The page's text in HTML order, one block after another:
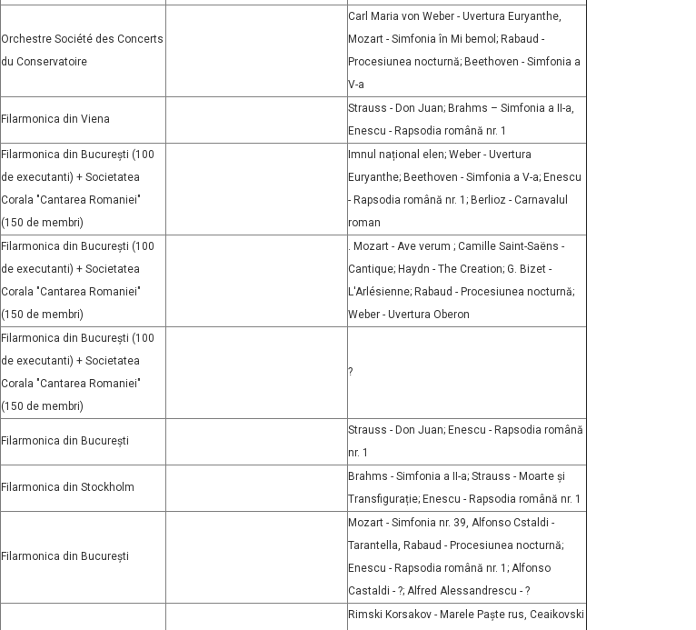
Orchestre Société des Concerts
du Conservatoire
Carl Maria von Weber - Uvertura Euryanthe,
Mozart - Simfonia în Mi bemol; Rabaud -
Procesiunea nocturnă; Beethoven - Simfonia a
V-a
Filarmonica din Viena
Strauss - Don Juan; Brahms – Simfonia a II-a,
Enescu - Rapsodia română nr. 1
Filarmonica din București (100
de executanti) + Societatea
Corala "Cantarea Romaniei"
(150 de membri)
Imnul național elen; Weber - Uvertura
Euryanthe; Beethoven - Simfonia a V-a; Enescu
- Rapsodia română nr. 1; Berlioz - Carnavalul
roman
Filarmonica din București (100
de executanti) + Societatea
Corala "Cantarea Romaniei"
(150 de membri)
. Mozart - Ave verum ; Camille Saint-Saëns -
Cantique; Haydn - The Creation; G. Bizet -
L'Arlésienne; Rabaud - Procesiunea nocturnă;
Weber - Uvertura Oberon
Filarmonica din București (100
de executanti) + Societatea
Corala "Cantarea Romaniei"
(150 de membri)
?
Filarmonica din București
Strauss - Don Juan; Enescu - Rapsodia română
nr. 1
Filarmonica din Stockholm
Brahms - Simfonia a II-a; Strauss - Moarte și
Transfigurație; Enescu - Rapsodia română nr. 1
Filarmonica din București
Mozart - Simfonia nr. 39, Alfonso Cstaldi -
Tarantella, Rabaud - Procesiunea nocturnă;
Enescu - Rapsodia română nr. 1; Alfonso
Castaldi - ?; Alfred Alessandrescu - ?
Rimski Korsakov - Marele Paște rus, Ceaikovski